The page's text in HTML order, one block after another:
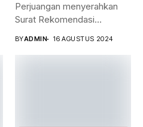
Perjuangan menyerahkan
Surat Rekomendasi
BYADMIN 16 AGUSTUS 2024